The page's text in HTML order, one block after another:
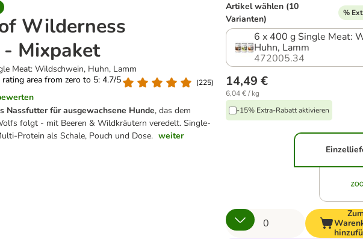
Wilderness
Mixpaket
Meat: Wildschwein, Huhn, Lamm
area from zero to 5: 4.7/5
(225)
Nassfutter für ausgewachsene Hunde, das dem
folgt - mit Beeren & Wildkräutern veredelt. Single-
Protein als Schale, Pouch und Dose. weiter
Artikel wählen (10
Varianten)
%
6 x 400 g Single Meat:
Huhn, Lamm
472005.34
14,49 €
6,04 € / kg
-15% Extra-Rabatt aktivieren